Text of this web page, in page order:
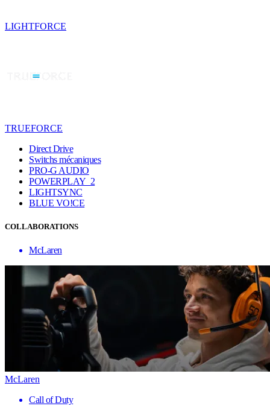
LIGHTFORCE
TRUEFORCE
Direct Drive
Switchs mécaniques
PRO-G AUDIO
POWERPLAY 2
LIGHTSYNC
BLUE VO!CE
COLLABORATIONS
McLaren
McLaren
Call of Duty